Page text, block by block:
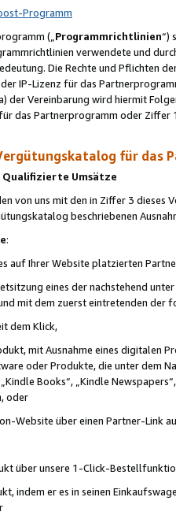
Programm
(„Programmrichtlinien“)
verwendete und
Die Rechte und Pflichten
IP-Lizenz für das
der Vereinbarung wird hiermit
das Partnerprogramm oder
für das
Umsätze
von uns mit den in Ziffer 3
beschriebenen
:
auf Ihrer Website platzierten
eines der nachstehend
mit dem zuerst eintretenden der
dem Klick,
mit Ausnahme eines digitalen
oder Produkte, die unter dem
Books“, „Kindle
oder
Website über einen Partner-Link
über unsere 1-Click-
indem er es in seinen